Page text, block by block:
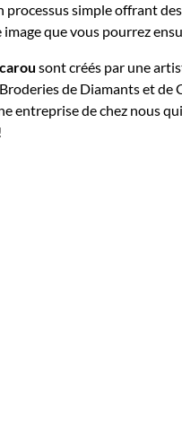
processus simple offrant
que vous pourrez
sont créés par une
de Diamants et de
entreprise de chez nous